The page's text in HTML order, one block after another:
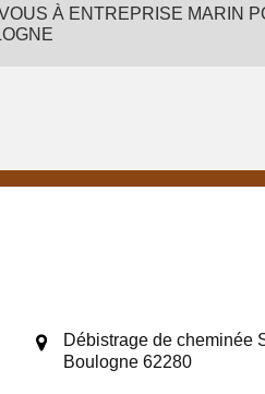
À ENTREPRISE MARIN
Débistrage de cheminée
Boulogne 62280